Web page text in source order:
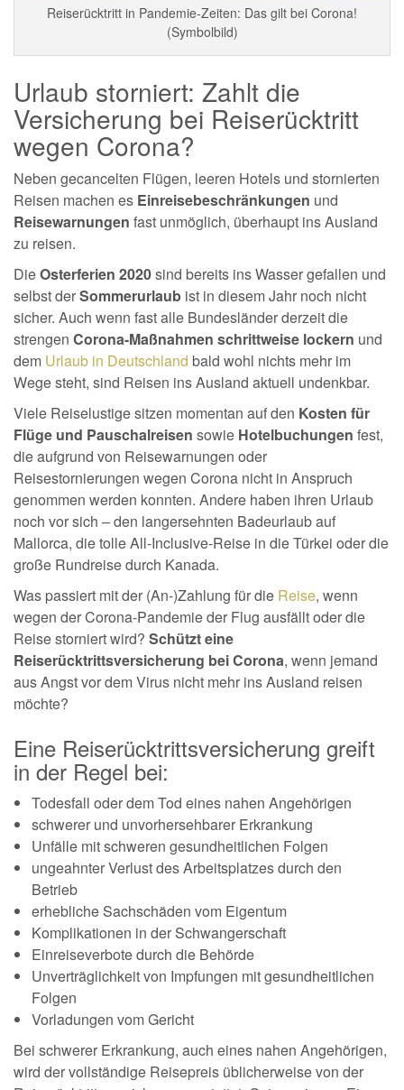
Reiserücktritt in Pandemie-Zeiten: Das gilt bei Corona!
(Symbolbild)
Urlaub storniert: Zahlt die
Versicherung bei Reiserücktritt
wegen Corona?
Neben gecancelten Flügen, leeren Hotels und stornierten
Reisen machen es Einreisebeschränkungen und
Reisewarnungen fast unmöglich, überhaupt ins Ausland
zu reisen.
DieOsterferien 2020sind bereits ins Wasser gefallen und
selbst derSommerurlaub ist in diesem Jahr noch nicht
sicher. Auch wenn fast alle Bundesländer derzeit die
strengen Corona-Maßnahmen schrittweise lockern und
dem Urlaub in Deutschland bald wohl nichts mehr im
Wege steht, sind Reisen ins Ausland aktuell undenkbar.
Viele Reiselustige sitzen momentan auf den Kosten für
Flüge und Pauschalreisen sowie Hotelbuchungen fest,
die aufgrund von Reisewarnungen oder
Reisestornierungen wegen Corona nicht in Anspruch
genommen werden konnten. Andere haben ihren Urlaub
noch vor sich – den langersehnten Badeurlaub auf
Mallorca, die tolle All-Inclusive-Reise in die Türkei oder die
große Rundreise durch Kanada.
Was passiert mit der (An-)Zahlung für die Reise, wenn
wegen der Corona-Pandemie der Flug ausfällt oder die
Reise storniert wird? Schützt eine
Reiserücktrittsversicherung bei Corona, wenn jemand
aus Angst vor dem Virus nicht mehr ins Ausland reisen
möchte?
Eine Reiserücktrittsversicherung greift
in der Regel bei:
Todesfall oder dem Tod eines nahen Angehörigen
schwerer und unvorhersehbarer Erkrankung
Unfälle mit schweren gesundheitlichen Folgen
ungeahnter Verlust des Arbeitsplatzes durch den
Betrieb
erhebliche Sachschäden vom Eigentum
Komplikationen in der Schwangerschaft
Einreiseverbote durch die Behörde
Unverträglichkeit von Impfungen mit gesundheitlichen
Folgen
Vorladungen vom Gericht
Bei schwerer Erkrankung, auch eines nahen Angehörigen,
wird der vollständige Reisepreis üblicherweise von der